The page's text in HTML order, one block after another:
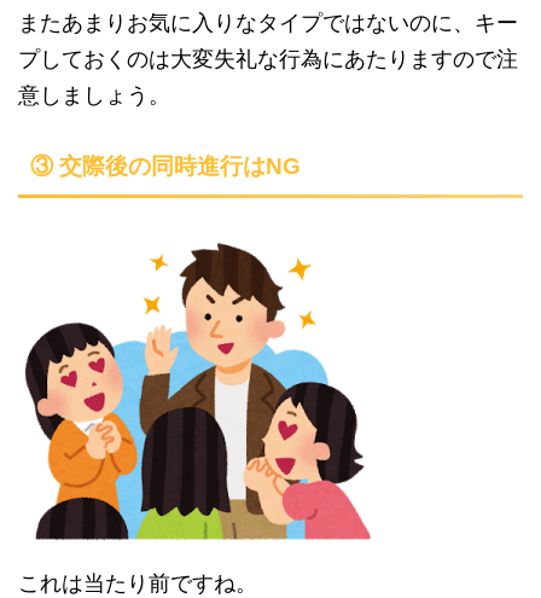
またあまりお気に入りなタイプではないのに、キー
プしておくのは大変失礼な行為にあたりますので注
意しましょう。
③ 交際後の同時進行はNG
これは当たり前ですね。